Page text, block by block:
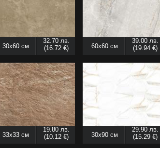
30x60 см
32.70 лв.
(16.72 €)
60x60 см
39.00 лв.
(19.94 €)
33x33 см
19.80 лв.
(10.12 €)
30x90 см
29.90 лв.
(15.29 €)